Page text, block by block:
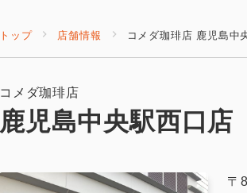
トップ 店舗情報 コメダ珈琲店 鹿児島中
コメダ珈琲店
鹿児島中央駅西口店
〒